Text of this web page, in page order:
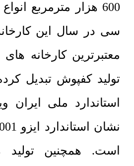
600 هزار مترمربع
سی در سال این
معتبرترین کارخانه
تولید کفپوش تبدیل
استاندارد ملی ایران
است. همچنین تولید